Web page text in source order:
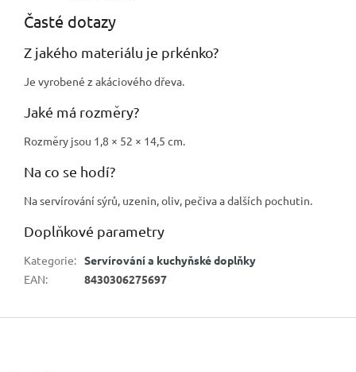
Časté dotazy
Z jakého materiálu je prkénko?
Je vyrobené z akáciového dřeva.
Jaké má rozměry?
Rozměry jsou 1,8 × 52 × 14,5 cm.
Na co se hodí?
Na servírování sýrů, uzenin, oliv, pečiva a dalších pochutin.
Doplňkové parametry
Kategorie: Servírování a kuchyňské doplňky
EAN: 8430306275697
Z